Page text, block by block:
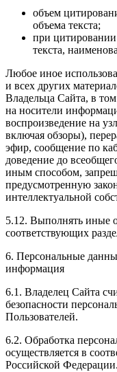
объем
объема текста;
при цитировании
текста,
Любое иное
и всех других
Владельца Сайта, в
на носители
воспроизведение на
включая обзоры),
эфир, сообщение по
доведение до
иным способом,
предусмотренную
интеллектуальной
5.12. Выполнять иные
соответствующих
6. Персональные
информация
6.1. Владелец Сайта
безопасности
Пользователей.
6.2. Обработка
осуществляется в
Российской Федерации.